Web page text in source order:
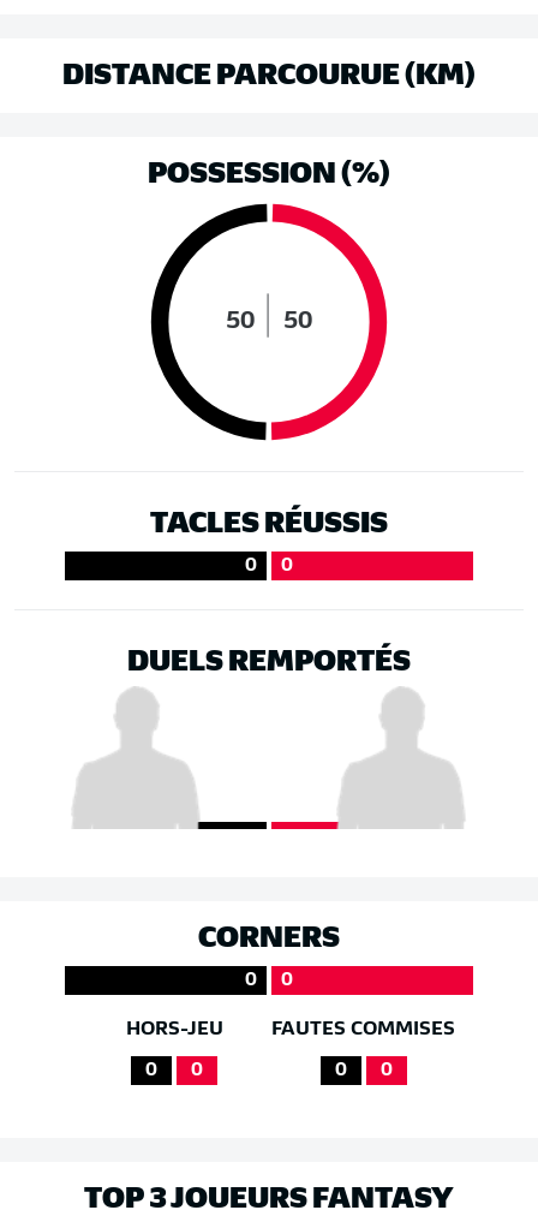
DISTANCE PARCOURUE (KM)
POSSESSION (%)
50 50
TACLES RÉUSSIS
0 0
DUELS REMPORTÉS
CORNERS
0 0
HORS-JEU
0 0
FAUTES COMMISES
0 0
TOP 3 JOUEURS FANTASY